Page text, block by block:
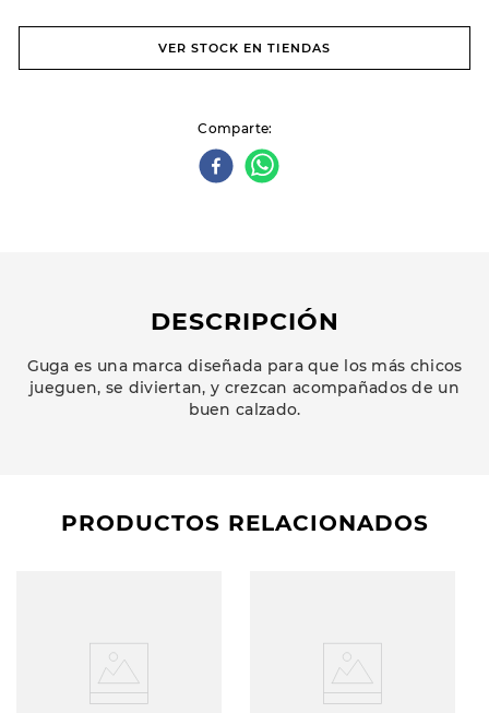
VER STOCK EN TIENDAS
Comparte
DESCRIPCIÓN
Guga es una marca diseñada para que los más chicos
jueguen, se diviertan, y crezcan acompañados de un
buen calzado.
PRODUCTOS RELACIONADOS